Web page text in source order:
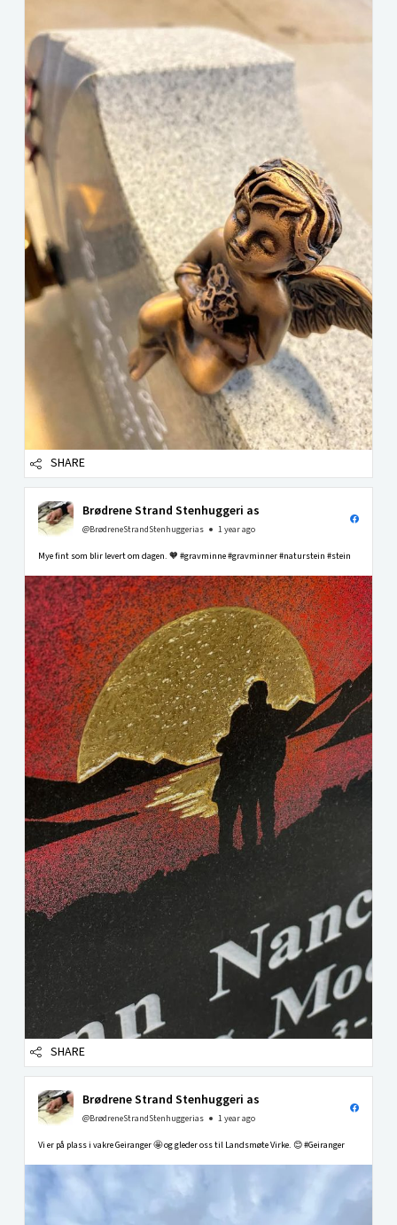
SHARE
Brødrene Strand Stenhuggeri as
@BrødreneStrandStenhuggerias 1 year ago
Mye fint som blir levert om dagen. 🧡 #gravminne #gravminner #naturstein #stein
SHARE
Brødrene Strand Stenhuggeri as
@BrødreneStrandStenhuggerias 1 year ago
Vi er på plass i vakre Geiranger 🤩 og gleder oss til Landsmøte Virke. 😊 #Geiranger